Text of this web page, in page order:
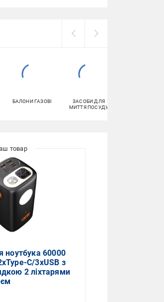
БАЛОНИ ГАЗОВІ
ЗАСОБИ ДЛЯ
МИТТЯ ПОСУДУ
ноутбука 60000
C/3xUSB з
2 ліхтарями